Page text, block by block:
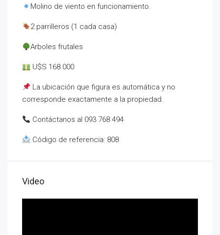
Molino de viento en funcionamiento.
2 parrilleros (1 cada casa)
Arboles frutales
U$S 168.000
La ubicación que figura es automática y no
corresponde exactamente a la propiedad.
Contáctanos al 093 768 494
Código de referencia: 808
Video